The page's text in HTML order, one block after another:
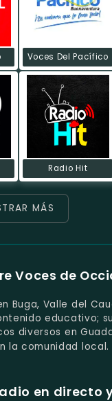
Voces Del Pacífico
Radio Hit
MÁS
Voces de
Buga, Valle del
educativo;
diversos en
la comunidad local.
en directo